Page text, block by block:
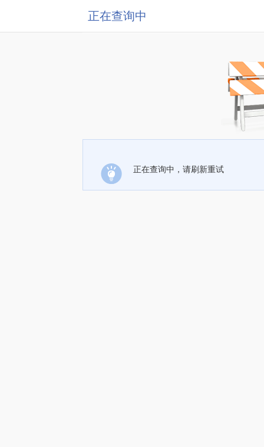
正在查询中
正在查询中，请刷新重试